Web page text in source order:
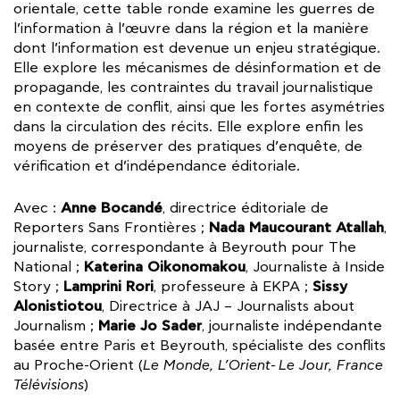
orientale, cette table ronde examine les guerres de
l’information à l’œuvre dans la région et la manière
dont l’information est devenue un enjeu stratégique.
Elle explore les mécanismes de désinformation et de
propagande, les contraintes du travail journalistique
en contexte de conflit, ainsi que les fortes asymétries
dans la circulation des récits. Elle explore enfin les
moyens de préserver des pratiques d’enquête, de
vérification et d’indépendance éditoriale.
Avec : Anne Bocandé, directrice éditoriale de
Reporters Sans Frontières ; Nada Maucourant Atallah,
journaliste, correspondante à Beyrouth pour The
National ; Katerina Oikonomakou, Journaliste à Inside
Story ; Lamprini Rori, professeure à EKPA ; Sissy
Alonistiotou, Directrice à JAJ – Journalists about
Journalism ; Marie Jo Sader, journaliste indépendante
basée entre Paris et Beyrouth, spécialiste des conflits
au Proche-Orient (Le Monde, L’Orient-Le Jour, France
Télévisions)